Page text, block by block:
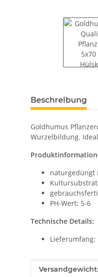
weitere
Beschreibung
Goldhumus
Wurzelbildung.
naturgedüngt
PH-Wert: 5-6
Technische Details:
Lieferumfang:
Wert
Versandgewicht: